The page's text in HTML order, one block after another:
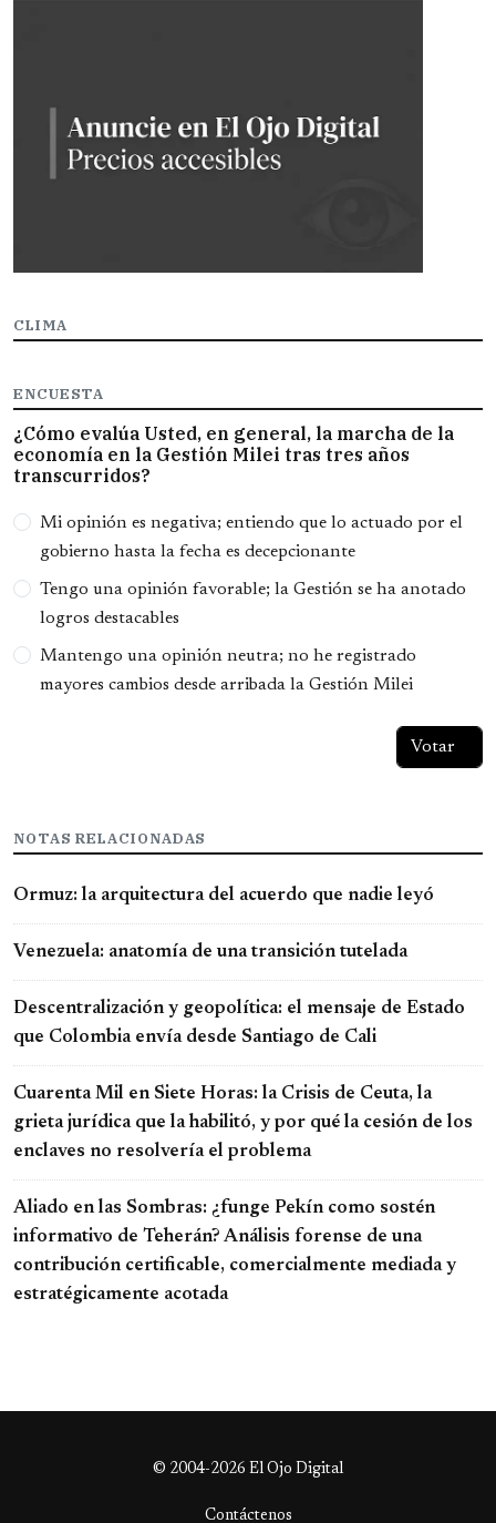
CLIMA
ENCUESTA
¿Cómo evalúa Usted, en general, la marcha de la
economía en la Gestión Milei tras tres años
transcurridos?
Opciones
Mi opinión es negativa; entiendo que lo actuado por el
gobierno hasta la fecha es decepcionante
Tengo una opinión favorable; la Gestión se ha anotado
logros destacables
Mantengo una opinión neutra; no he registrado
mayores cambios desde arribada la Gestión Milei
NOTAS RELACIONADAS
Ormuz: la arquitectura del acuerdo que nadie leyó
Venezuela: anatomía de una transición tutelada
Descentralización y geopolítica: el mensaje de Estado
que Colombia envía desde Santiago de Cali
Cuarenta Mil en Siete Horas: la Crisis de Ceuta, la
grieta jurídica que la habilitó, y por qué la cesión de los
enclaves no resolvería el problema
Aliado en las Sombras: ¿funge Pekín como sostén
informativo de Teherán? Análisis forense de una
contribución certificable, comercialmente mediada y
estratégicamente acotada
© 2004-2026 El Ojo Digital
Contáctenos